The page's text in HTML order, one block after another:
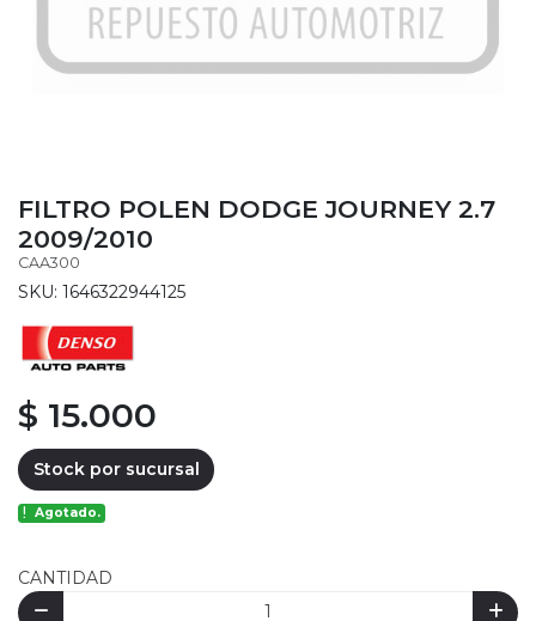
FILTRO POLEN DODGE JOURNEY 2.7
2009/2010
CAA300
SKU: 1646322944125
$ 15.000
Stock por sucursal
Agotado.
CANTIDAD